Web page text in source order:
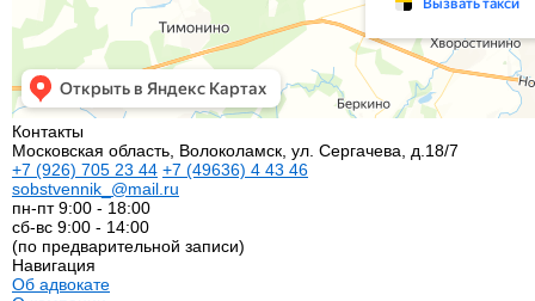
Контакты
Московская область, Волоколамск, ул. Сергачева, д.18/7
+7 (926) 705 23 44 +7 (49636) 4 43 46
sobstvennik_@mail.ru
пн-пт 9:00 - 18:00
сб-вс 9:00 - 14:00
(по предварительной записи)
Навигация
Об адвокате